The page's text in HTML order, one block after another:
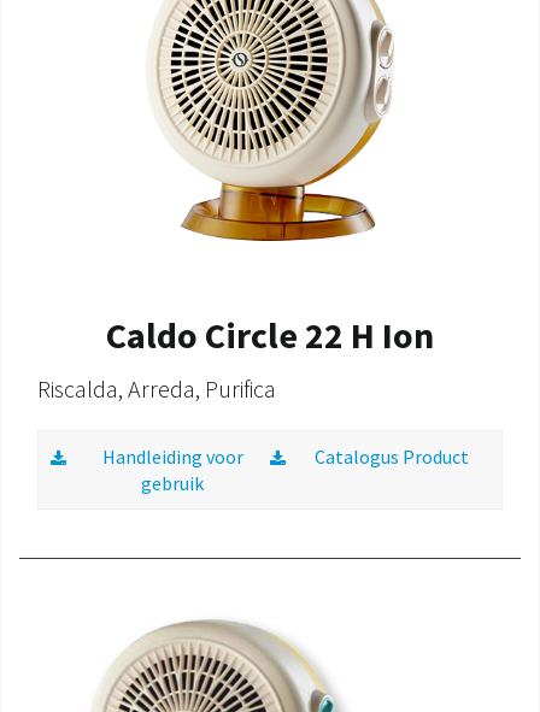
DOCUMENTATIE PRODUCTEN
Caldo Circle 22 H Ion
Riscalda, Arreda, Purifica
Handleiding voor
gebruik
Catalogus Product